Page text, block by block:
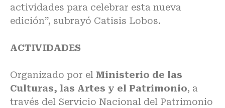
actividades para celebrar esta nueva
edición”, subrayó Catisis Lobos.
ACTIVIDADES
Organizado por el Ministerio de las
Culturas, las Artes y el Patrimonio, a
través del Servicio Nacional del Patrimonio